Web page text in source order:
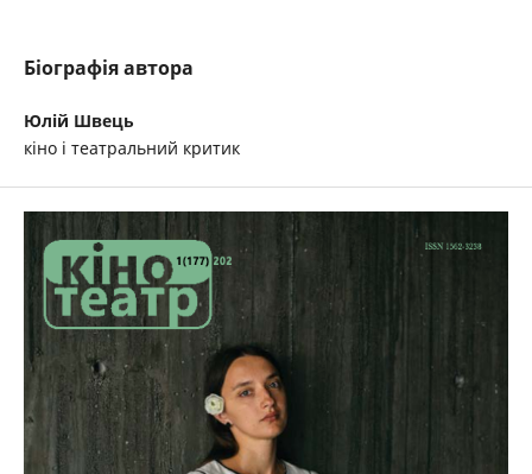
Біографія автора
Юлій Швець
кіно і театральний критик